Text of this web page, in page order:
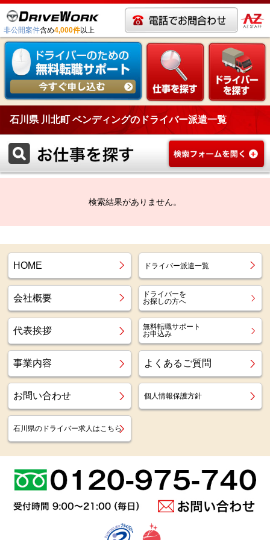
非公開案件含め4,000件以上
石川県 川北町 ベンディングのドライバー派遣一覧
検索結果がありません。
HOME ドライバー派遣一覧
会社概要
ドライバーを
お探しの方へ
代表挨拶
無料転職サポート
お申込み
事業内容 よくあるご質問
お問い合わせ 個人情報保護方針
石川県のドライバー求人はこちら